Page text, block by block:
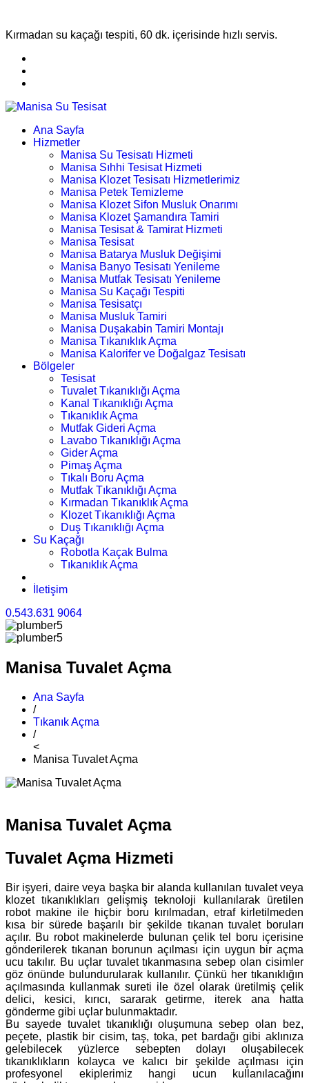
Kırmadan su kaçağı tespiti, 60 dk. içerisinde hızlı servis.
Ana Sayfa
Hizmetler
Manisa Su Tesisatı Hizmeti
Manisa Sıhhi Tesisat Hizmeti
Manisa Klozet Tesisatı Hizmetlerimiz
Manisa Petek Temizleme
Manisa Klozet Sifon Musluk Onarımı
Manisa Klozet Şamandıra Tamiri
Manisa Tesisat & Tamirat Hizmeti
Manisa Tesisat
Manisa Batarya Musluk Değişimi
Manisa Banyo Tesisatı Yenileme
Manisa Mutfak Tesisatı Yenileme
Manisa Su Kaçağı Tespiti
Manisa Tesisatçı
Manisa Musluk Tamiri
Manisa Duşakabin Tamiri Montajı
Manisa Tıkanıklık Açma
Manisa Kalorifer ve Doğalgaz Tesisatı
Bölgeler
Tesisat
Tuvalet Tıkanıklığı Açma
Kanal Tıkanıklığı Açma
Tıkanıklık Açma
Mutfak Gideri Açma
Lavabo Tıkanıklığı Açma
Gider Açma
Pimaş Açma
Tıkalı Boru Açma
Mutfak Tıkanıklığı Açma
Kırmadan Tıkanıklık Açma
Klozet Tıkanıklığı Açma
Duş Tıkanıklığı Açma
Su Kaçağı
Robotla Kaçak Bulma
Tıkanıklık Açma
İletişim
0.543.631 9064
Manisa Tuvalet Açma
Ana Sayfa
/
Tıkanık Açma
/
<
Manisa Tuvalet Açma
Manisa Tuvalet Açma
Tuvalet Açma Hizmeti
Bir işyeri, daire veya başka bir alanda kullanılan tuvalet veya
klozet tıkanıklıkları gelişmiş teknoloji kullanılarak üretilen
robot makine ile hiçbir boru kırılmadan, etraf kirletilmeden
kısa bir sürede başarılı bir şekilde tıkanan tuvalet boruları
açılır. Bu robot makinelerde bulunan çelik tel boru içerisine
gönderilerek tıkanan borunun açılması için uygun bir açma
ucu takılır. Bu uçlar tuvalet tıkanmasına sebep olan cisimler
göz önünde bulundurularak kullanılır. Çünkü her tıkanıklığın
açılmasında kullanmak sureti ile özel olarak üretilmiş çelik
delici, kesici, kırıcı, sararak getirme, iterek ana hatta
gönderme gibi uçlar bulunmaktadır.
Bu sayede tuvalet tıkanıklığı oluşumuna sebep olan bez,
peçete, plastik bir cisim, taş, toka, pet bardağı gibi aklınıza
gelebilecek yüzlerce sebepten dolayı oluşabilecek
tıkanıklıkların kolayca ve kalıcı bir şekilde açılması için
profesyonel ekiplerimiz hangi ucun kullanılacağını